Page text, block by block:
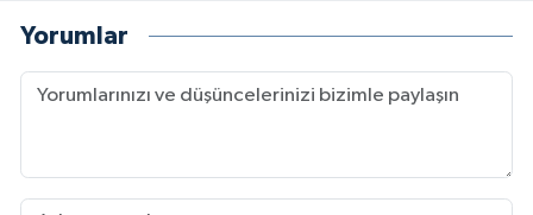
Yorumlar